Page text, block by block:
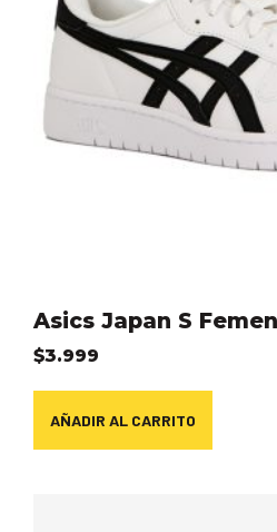
Asics Japan S
$3.999
AÑADIR AL CARRITO